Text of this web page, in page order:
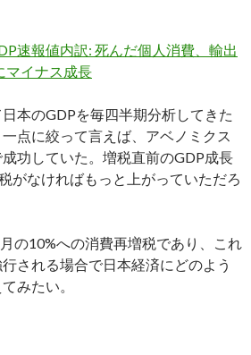
速報値内訳: 死んだ個人消費、輸出
マイナス成長
本のGDPを毎四半期分析してきた
点に絞って言えば、アベノミクス
功していた。増税直前のGDP成長
がなければもっと上がっていただろ
の10%への消費再増税であり、これ
される場合で日本経済にどのよう
みたい。
の決定あるいは再延期のGDPや株価